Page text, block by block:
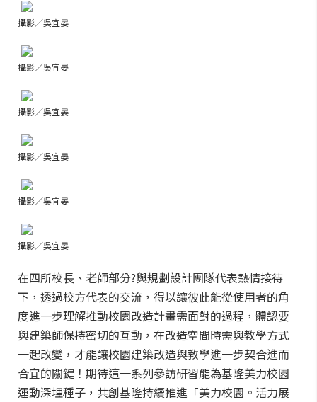
攝影／吳宜晏
攝影／吳宜晏
攝影／吳宜晏
攝影／吳宜晏
攝影／吳宜晏
攝影／吳宜晏
在四所校長、老師部分?與規劃設計團隊代表熱情接待
下，透過校方代表的交流，得以讓彼此能從使用者的角
度進一步理解推動校園改造計畫需面對的過程，體認要
與建築師保持密切的互動，在改造空間時需與教學方式
一起改變，才能讓校園建築改造與教學進一步契合進而
合宜的關鍵！期待這一系列參訪研習能為基隆美力校園
運動深埋種子，共創基隆持續推進「美力校園。活力展